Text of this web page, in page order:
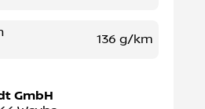
136 g/km
GmbH
Weyhe